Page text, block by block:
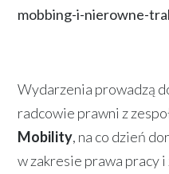
mobbing-i-nierowne-
Wydarzenia prowadzą
radcowie prawni z
Mobility, na co dzień
w zakresie prawa pracy